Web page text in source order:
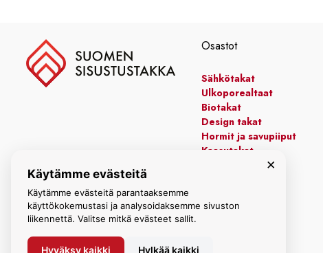
Osastot
Sähkötakat
Ulkoporealtaat
Biotakat
Design takat
Hormit ja savupiiput
Kaasutakat
Kiertoilmatakat
×
Käytämme evästeitä
Käytämme evästeitä parantaaksemme
käyttökokemustasi ja analysoidaksemme sivuston
liikennettä. Valitse mitkä evästeet sallit.
Hyväksy kaikki Hylkää kaikki